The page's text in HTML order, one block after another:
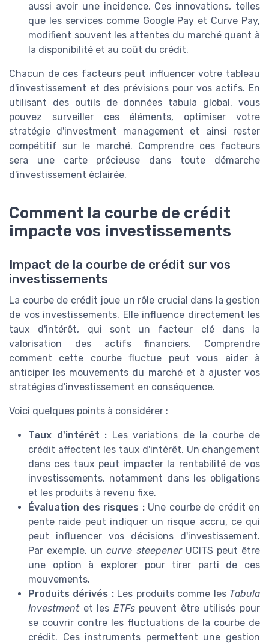
aussi avoir une incidence. Ces innovations, telles
que les services comme Google Pay et Curve Pay,
modifient souvent les attentes du marché quant à
la disponibilité et au coût du crédit.
Chacun de ces facteurs peut influencer votre tableau
d'investissement et des prévisions pour vos actifs. En
utilisant des outils de données tabula global, vous
pouvez surveiller ces éléments, optimiser votre
stratégie d'investment management et ainsi rester
compétitif sur le marché. Comprendre ces facteurs
sera une carte précieuse dans toute démarche
d'investissement éclairée.
Comment la courbe de crédit
impacte vos investissements
Impact de la courbe de crédit sur vos
investissements
La courbe de crédit joue un rôle crucial dans la gestion
de vos investissements. Elle influence directement les
taux d'intérêt, qui sont un facteur clé dans la
valorisation des actifs financiers. Comprendre
comment cette courbe fluctue peut vous aider à
anticiper les mouvements du marché et à ajuster vos
stratégies d'investissement en conséquence.
Voici quelques points à considérer :
Taux d'intérêt : Les variations de la courbe de
crédit affectent les taux d'intérêt. Un changement
dans ces taux peut impacter la rentabilité de vos
investissements, notamment dans les obligations
et les produits à revenu fixe.
Évaluation des risques :Une courbe de crédit en
pente raide peut indiquer un risque accru, ce qui
peut influencer vos décisions d'investissement.
Par exemple, uncurve steepenerUCITS peut être
une option à explorer pour tirer parti de ces
mouvements.
Produits dérivés :Les produits comme les Tabula
Investmentet les ETFspeuvent être utilisés pour
se couvrir contre les fluctuations de la courbe de
crédit. Ces instruments permettent une gestion